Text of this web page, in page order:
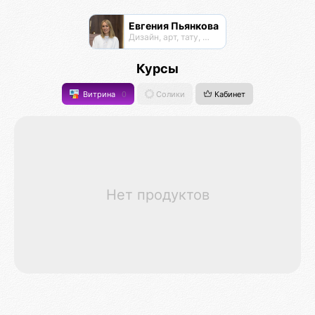
Евгения Пьянкова
Дизайн, арт, тату, духовные практики
Курсы
Витрина 0 Солики Кабинет
Нет продуктов